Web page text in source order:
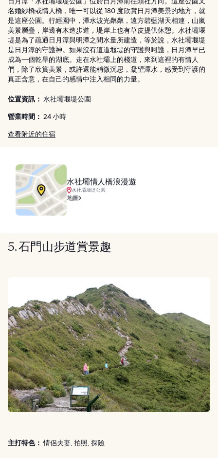
名婚紗橋或情人橋，唯一可以從 180 度欣賞日月潭美景的地方，就
是這座公園。行經園中，潭水波光粼粼，遠方碧藍湖天相連，山嵐
美景層疊，岸邊有木造步道，堤岸上也有草皮提供休憩。水社壩堰
堤是為了疏通日月潭與明潭之間水量所建造，等於說，水社壩堰堤
是日月潭的守護神。如果沒有這道堰堤的守護與呵護，日月潭早已
成為一個乾旱的湖底。走在水社壩上的棧道，來到這裡的有情人
們，除了欣賞美景，或許還能稍微沉思，凝望潭水，感受到守護的
真正含意，在自己的感情中注入相同的力量。
位置資訊： 水社壩堰堤公園
營業時間： 24 小時
查看附近的住宿
水社壩情人橋浪漫遊
水社壩堰堤公園
地圖
5. 石門山步道賞景趣
主打特色： 情侶夫妻, 拍照, 探險